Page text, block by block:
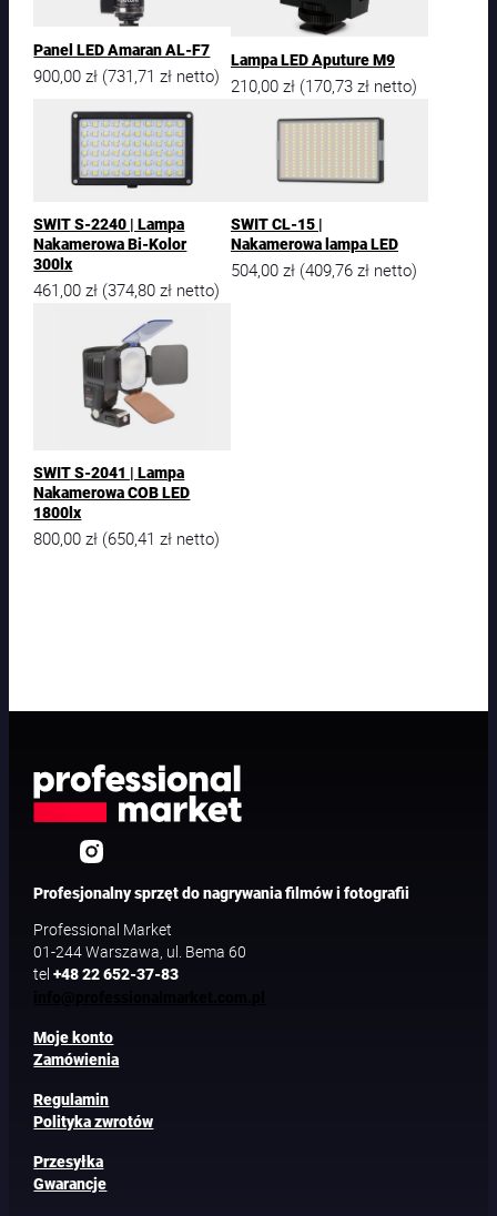
0
|
L
a
k
a
m
B
L
E
D
Panel LED Amaran AL-F7
900,00zł (731,71zł netto)
Lampa LED Aputure M9
210,00 zł (170,73 zł netto)
SWIT S-2240 | Lampa
Nakamerowa Bi-Kolor
300lx
461,00zł (374,80zł netto)
SWIT CL-15 |
Nakamerowa lampa LED
504,00 zł (409,76 zł netto)
SWIT S-2041 | Lampa
Nakamerowa COB LED
1800lx
800,00zł (650,41zł netto)
Profesjonalny sprzęt do nagrywania filmów i fotografii
Professional Market
01-244 Warszawa, ul. Bema 60
tel+48 22 652-37-83
Moje konto
Zamówienia
Regulamin
Polityka zwrotów
Przesyłka
Gwarancje